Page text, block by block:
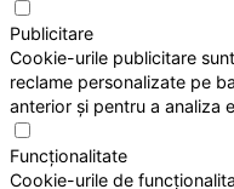
Publicitare
Cookie-urile publicitare
reclame personalizate pe
anterior și pentru a analiza
Funcționalitate
Cookie-urile de